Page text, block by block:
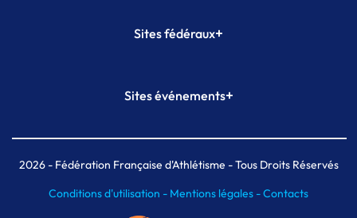
Sites fédéraux+
Plateforme Formation
Sites événements+
Meeting de Paris indoor
MAIF Ekiden de Paris
2026- Fédération Française d'Athlétisme - Tous Droits Réservés
Conditions d'utilisation - Mentions légales -Contacts